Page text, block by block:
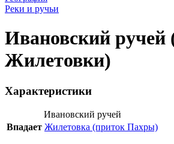
Реки и ручьи
Ивановский ручей
Жилетовки)
Характеристики
Ивановский ручей
Впадает Жилетовка (приток Пахры)